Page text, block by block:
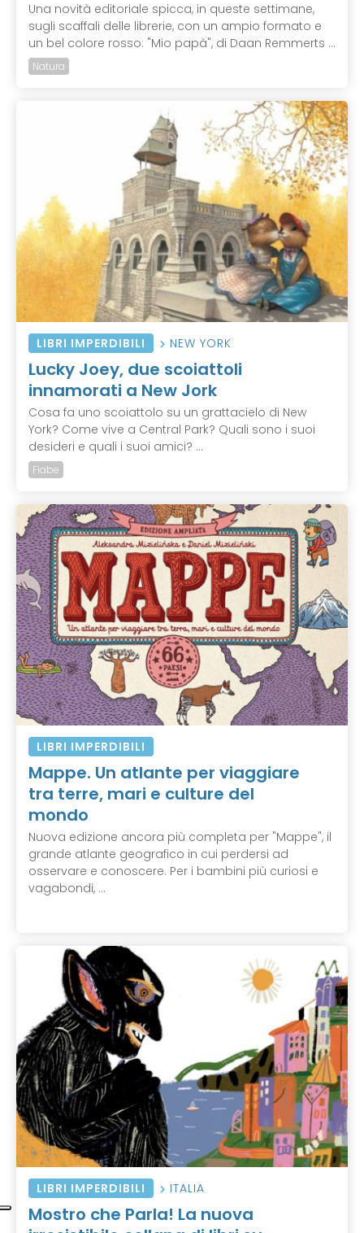
Una novità editoriale spicca, in queste settimane,
sugli scaffali delle librerie, con un ampio formato e
un bel colore rosso: "Mio papà", di Daan Remmerts ...
Natura
LIBRI IMPERDIBILI NEW YORK
Lucky Joey, due scoiattoli
innamorati a New Jork
Cosa fa uno scoiattolo su un grattacielo di New
York? Come vive a Central Park? Quali sono i suoi
desideri e quali i suoi amici? ...
Fiabe
LIBRI IMPERDIBILI
Mappe. Un atlante per viaggiare
tra terre, mari e culture del
mondo
Nuova edizione ancora più completa per "Mappe", il
grande atlante geografico in cui perdersi ad
osservare e conoscere. Per i bambini più curiosi e
vagabondi, ...
LIBRI IMPERDIBILI ITALIA
Mostro che Parla! La nuova